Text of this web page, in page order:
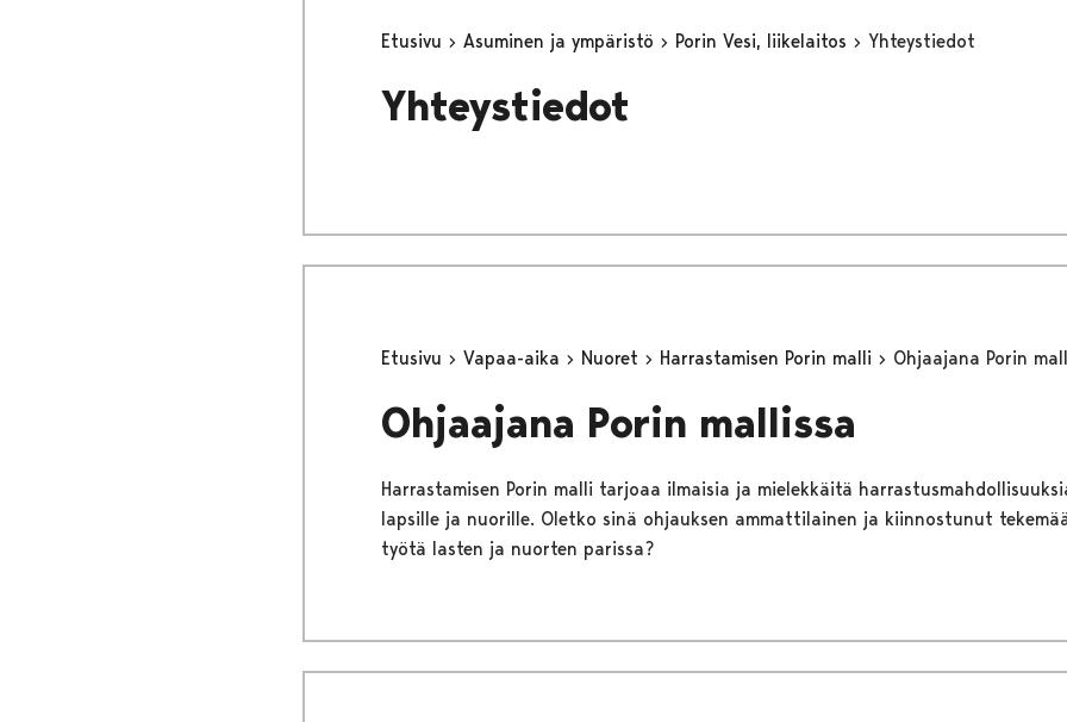
Etusivu Asuminen ja ympäristö Porin Vesi, liikelaitos Yhteystiedot
Yhteystiedot
Etusivu Vapaa-aika Nuoret Harrastamisen Porin malli Ohjaajana Porin
Ohjaajana Porin mallissa
Harrastamisen Porin malli tarjoaa ilmaisia ja mielekkäitä
lapsille ja nuorille. Oletko sinä ohjauksen ammattilainen ja kiinnostunut
työtä lasten ja nuorten parissa?